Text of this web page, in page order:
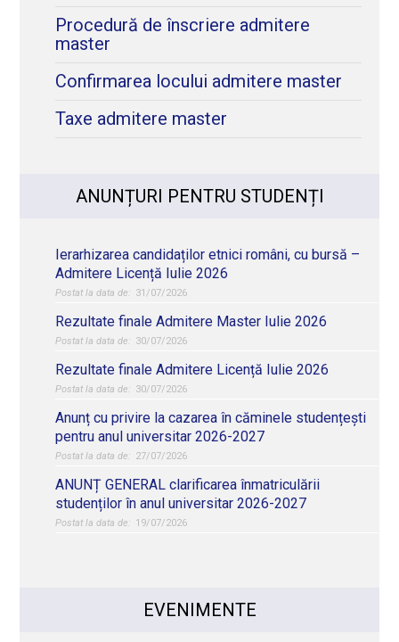
Procedură de înscriere admitere
master
Confirmarea locului admitere master
Taxe admitere master
ANUNȚURI PENTRU STUDENȚI
Ierarhizarea candidaților etnici români, cu bursă –
Admitere Licență Iulie 2026
31/07/2026
Rezultate finale Admitere Master Iulie 2026
30/07/2026
Rezultate finale Admitere Licență Iulie 2026
30/07/2026
Anunț cu privire la cazarea în căminele studențești
pentru anul universitar 2026-2027
27/07/2026
ANUNȚ GENERAL clarificarea înmatriculării
studenților în anul universitar 2026-2027
19/07/2026
EVENIMENTE